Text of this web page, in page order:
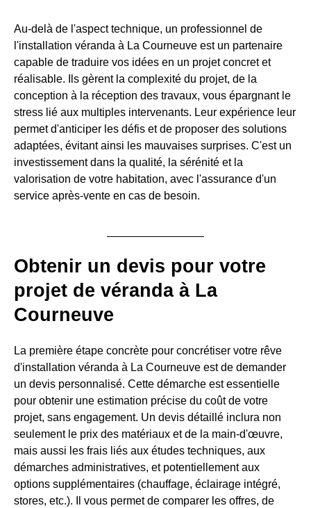
Au-delà de l'aspect technique, un professionnel de
l'installation véranda à La Courneuve est un partenaire
capable de traduire vos idées en un projet concret et
réalisable. Ils gèrent la complexité du projet, de la
conception à la réception des travaux, vous épargnant le
stress lié aux multiples intervenants. Leur expérience leur
permet d'anticiper les défis et de proposer des solutions
adaptées, évitant ainsi les mauvaises surprises. C'est un
investissement dans la qualité, la sérénité et la
valorisation de votre habitation, avec l'assurance d'un
service après-vente en cas de besoin.
Obtenir un devis pour votre
projet de véranda à La
Courneuve
La première étape concrète pour concrétiser votre rêve
d'installation véranda à La Courneuve est de demander
un devis personnalisé. Cette démarche est essentielle
pour obtenir une estimation précise du coût de votre
projet, sans engagement. Un devis détaillé inclura non
seulement le prix des matériaux et de la main-d'œuvre,
mais aussi les frais liés aux études techniques, aux
démarches administratives, et potentiellement aux
options supplémentaires (chauffage, éclairage intégré,
stores, etc.). Il vous permet de comparer les offres, de